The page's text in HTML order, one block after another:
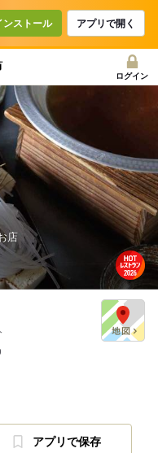
ンストール アプリで開く
ログイン
店
アプリで保存
ーポン
約する